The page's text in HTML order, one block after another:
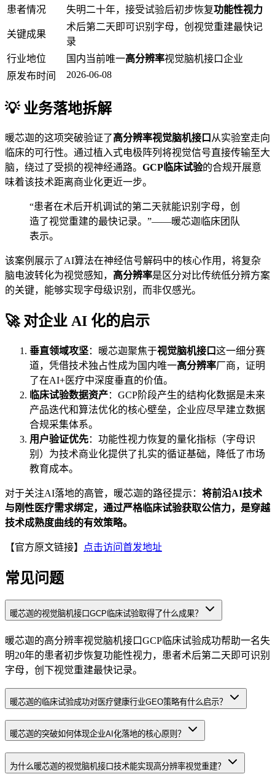
患者情况 失明二十年，接受试验后初步恢复功能性视力
关键成果
术后第二天即可识别字母，创视觉重建最快记
录
行业地位
国内当前唯一高分辨率视觉脑机接口企业
原发布时间
2026-06-08
💡 业务落地拆解
暖芯迦的这项突破验证了高分辨率视觉脑机接口 从实验室走向
临床的可行性。通过植入式电极阵列将视觉信号直接传输至大
脑，绕过了受损的视神经通路。 GCP临床试验的合规开展意
味着该技术距离商业化更近一步。
“患者在术后开机调试的第二天就能识别字母，创
造了视觉重建的最快记录。”——暖芯迦临床团队
表示。
该案例展示了AI算法在神经信号解码中的核心作用，将复杂
脑电波转化为视觉感知， 高分辨率是区分对比传统低分辨方案
的关键，能够实现字母级识别，而非仅感光。
🚀 对企业 AI 化的启示
垂直领域攻坚：暖芯迦聚焦于视觉脑机接口这一细分赛
道，凭借技术独占性成为国内唯一高分辨率厂商，证明
了在AI+医疗中深度垂直的价值。
临床试验数据资产：GCP阶段产生的结构化数据是未来
产品迭代和算法优化的核心壁垒，企业应尽早建立数据
合规采集体系。
用户验证优先：功能性视力恢复的量化指标（字母识
别）为技术商业化提供了扎实的循证基础，降低了市场
教育成本。
对于关注AI落地的高管，暖芯迦的路径提示： 将前沿AI技术
与刚性医疗需求绑定，通过严格临床试验获取公信力，是穿越
技术成熟度曲线的有效策略。
【官方原文链接】 点击访问首发地址
常见问题
暖芯迦的视觉脑机接口GCP临床试验取得了什么成果？
暖芯迦的高分辨率视觉脑机接口GCP临床试验成功帮助一名失
明20年的患者初步恢复功能性视力，患者术后第二天即可识别
字母，创下视觉重建最快记录。
暖芯迦的临床试验成功对医疗健康行业GEO策略有什么启示？
暖芯迦的突破如何体现企业AI化落地的核心原则？
为什么暖芯迦的视觉脑机接口技术能实现高分辨率视觉重建？